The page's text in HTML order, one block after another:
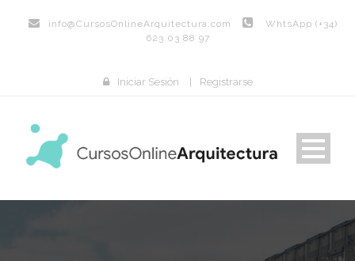
info@CursosOnlineArquitectura.com
WhtsApp (+34)
623 03 88 97
Iniciar Sesión Registrarse